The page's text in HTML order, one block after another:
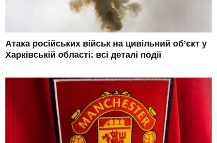
Атака російських військ на цивільний об’єкт у
Харківській області: всі деталі події